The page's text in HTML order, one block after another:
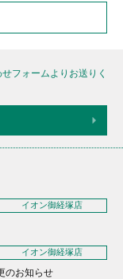
フォームよりお送りく
イオン御経塚店
イオン御経塚店
のお知らせ